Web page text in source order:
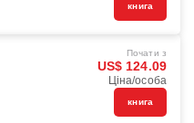
книга
Почати з
US$ 124.09
Ціна/особа
книга